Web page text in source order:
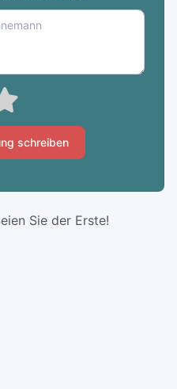
schreiben
Sie der Erste!